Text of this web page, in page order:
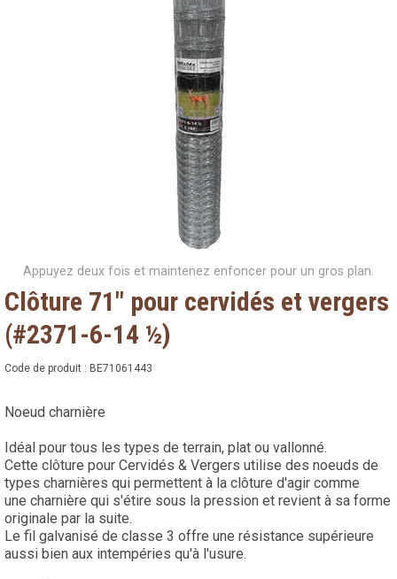
Appuyez deux fois et maintenez enfoncer pour un gros plan.
Clôture 71" pour cervidés et vergers
(#2371-6-14 ½)
Code de produit : BE71061443
Noeud charnière
Idéal pour tous les types de terrain, plat ou vallonné.
Cette clôture pour Cervidés & Vergers utilise des noeuds de
types charnières qui permettent à la clôture d'agir comme
une charnière qui s'étire sous la pression et revient à sa forme
originale par la suite.
Le fil galvanisé de classe 3 offre une résistance supérieure
aussi bien aux intempéries qu'à l'usure.